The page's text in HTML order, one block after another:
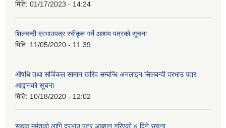
मिति: 01/17/2023 - 14:24
शिलवन्दी दरभाउपत्र स्वीकृत गर्ने आशय पत्रको सूचना
मिति: 11/05/2020 - 11:39
औषधि तथा सर्जिकल सामान खरिद सम्बन्धि अनलाइन सिलबन्दी दरभाउ पत्र
आह्वानको सूचना
मिति: 10/18/2020 - 12:02
सडक मर्मतको लागि दरभाउ पत्र आव्हान गरिएको ७ दिने सूचना